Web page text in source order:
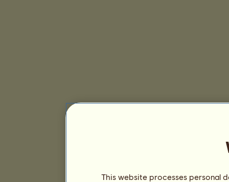
This website processes personal